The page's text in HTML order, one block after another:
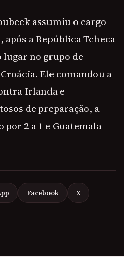
assumiu o cargo
após a República Tcheca
no grupo de
Ele comandou a
Irlanda e
de preparação, a
por 2 a 1 e Guatemala
Facebook X